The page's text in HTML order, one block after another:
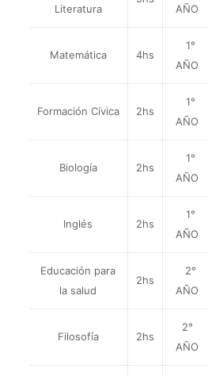
Literatura
AÑO
Matemática 4hs
1°
AÑO
Formación Cívica 2hs
1°
AÑO
Biología 2hs
1°
AÑO
Inglés 2hs
1°
AÑO
Educación para
la salud
2hs
2°
AÑO
Filosofía 2hs
2°
AÑO